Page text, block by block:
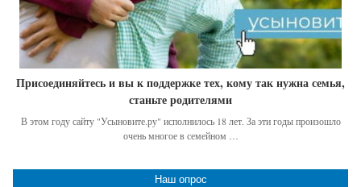
Присоединяйтесь и вы к поддержке тех, кому так нужна семья,
станьте родителями
В этом году сайту "Усыновите.ру" исполнилось 18 лет. За эти годы произошло
очень многое в семейном …
Наш опрос